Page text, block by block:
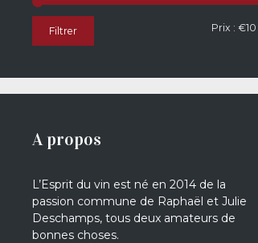
Filtrer Prix :€10
A propos
L’Esprit du vin est né en 2014 de la
passion commune de Raphaël et Julie
Deschamps, tous deux amateurs de
bonnes choses.